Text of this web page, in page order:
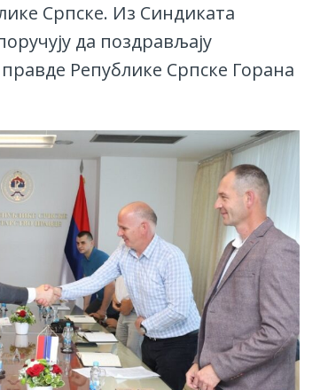
Српске. Из Синдиката
да поздрављају
Републике Српске Горана